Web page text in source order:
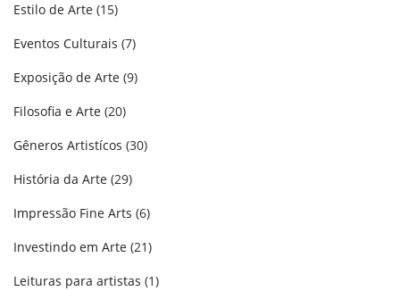
Estilo de Arte (15)
Eventos Culturais (7)
Exposição de Arte (9)
Filosofia e Arte (20)
Gêneros Artistícos (30)
História da Arte (29)
Impressão Fine Arts (6)
Investindo em Arte (21)
Leituras para artistas (1)